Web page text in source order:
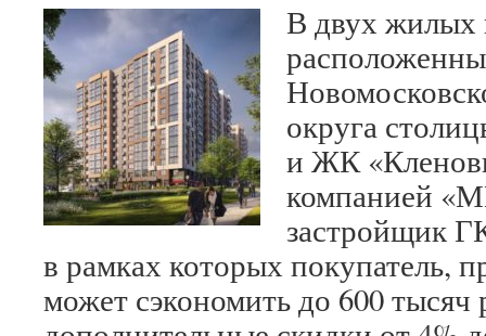
В двух жилых
округа
и ЖК
компанией
застройщик
в рамках которых покупатель,
может сэкономить до 600 тысяч